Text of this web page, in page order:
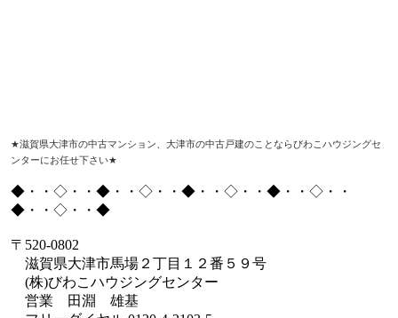
★滋賀県大津市の中古マンション、大津市の中古戸建のことならびわこハウジングセ
ンターにお任せ下さい★
◆・・◇・・◆・・◇・・◆・・◇・・◆・・◇・・
◆・・◇・・◆
〒 520-0802
滋賀県大津市馬場２丁目１２番５９号
(株)びわこハウジングセンター
営業 田淵 雄基